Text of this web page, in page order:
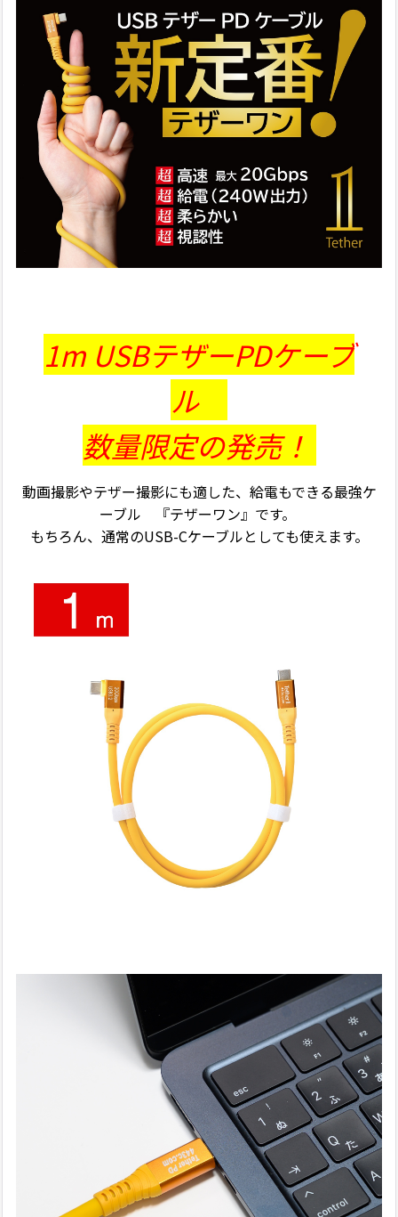
1m USBテザーPDケーブ
ル
数量限定の発売！
動画撮影やテザー撮影にも適した、給電もできる最強ケ
ーブル 『テザーワン』です。
もちろん、通常のUSB-Cケーブルとしても使えます。